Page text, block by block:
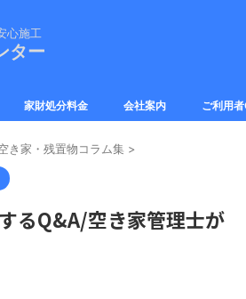
心施工
ター
家財処分料金 会社案内 ご利用
き家・残置物コラム集 >
るQ&A/空き家管理士が